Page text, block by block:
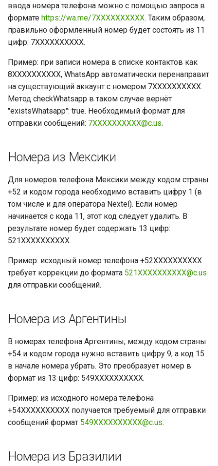
ввода номера телефона можно с помощью запроса в
формате https://wa.me/7XXXXXXXXXX. Таким образом,
правильно оформленный номер будет состоять из 11
цифр: 7XXXXXXXXXX.
Пример: при записи номера в списке контактов как
8XXXXXXXXXX, WhatsApp автоматически перенаправит
на существующий аккаунт с номером 7XXXXXXXXXX.
Метод checkWhatsapp в таком случае вернёт
"existsWhatsapp": true. Необходимый формат для
отправки сообщений: 7XXXXXXXXXX@c.us.
Номера из Мексики
Для номеров телефона Мексики между кодом страны
+52 и кодом города необходимо вставить цифру 1 (в
том числе и для оператора Nextel). Если номер
начинается с кода 11, этот код следует удалить. В
результате номер будет содержать 13 цифр:
521XXXXXXXXXX.
Пример: исходный номер телефона +52XXXXXXXXXX
требует коррекции до формата 521XXXXXXXXXX@c.us
для отправки сообщений.
Номера из Аргентины
В номерах телефона Аргентины, между кодом страны
+54 и кодом города нужно вставить цифру 9, а код 15
в начале номера убрать. Это преобразует номер в
формат из 13 цифр: 549XXXXXXXXXX.
Пример: из исходного номера телефона
+54XXXXXXXXXX получается требуемый для отправки
сообщений формат 549XXXXXXXXXX@c.us.
Номера из Бразилии